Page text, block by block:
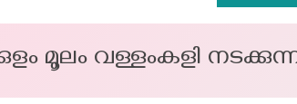
മൂലം വള്ളംകളി